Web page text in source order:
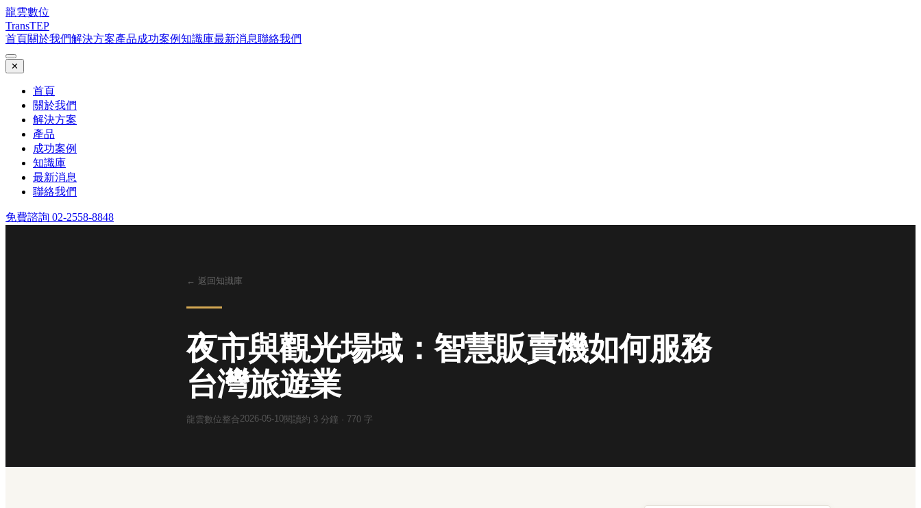
龍雲數位
TransTEP
首頁關於我們解決方案產品成功案例知識庫最新消息聯絡我們
✕
首頁
關於我們
解決方案
產品
成功案例
知識庫
最新消息
聯絡我們
免費諮詢 02-2558-8848
← 返回知識庫
夜市與觀光場域：智慧販賣機如何服務
台灣旅遊業
龍雲數位整合2026-05-10閱讀約 3 分鐘 · 770 字